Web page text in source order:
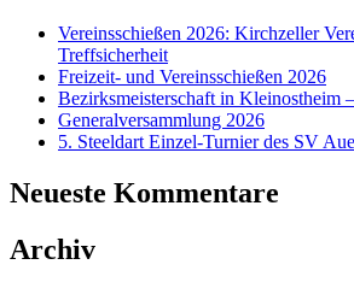
Vereinsschießen 2026: Kirchzeller
Treffsicherheit
Freizeit- und Vereinsschießen 2026
Bezirksmeisterschaft in Kleinostheim
Generalversammlung 2026
5. Steeldart Einzel-Turnier des SV
Neueste Kommentare
Archiv